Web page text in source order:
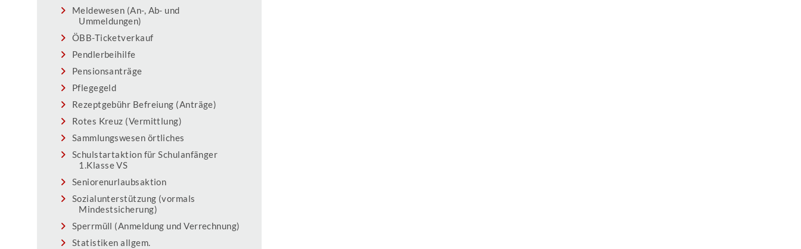
Meldewesen (An-, Ab- und
Ummeldungen)
ÖBB-Ticketverkauf
Pendlerbeihilfe
Pensionsanträge
Pflegegeld
Rezeptgebühr Befreiung (Anträge)
Rotes Kreuz (Vermittlung)
Sammlungswesen örtliches
Schulstartaktion für Schulanfänger
1.Klasse VS
Seniorenurlaubsaktion
Sozialunterstützung (vormals
Mindestsicherung)
Sperrmüll (Anmeldung und Verrechnung)
Statistiken allgem.